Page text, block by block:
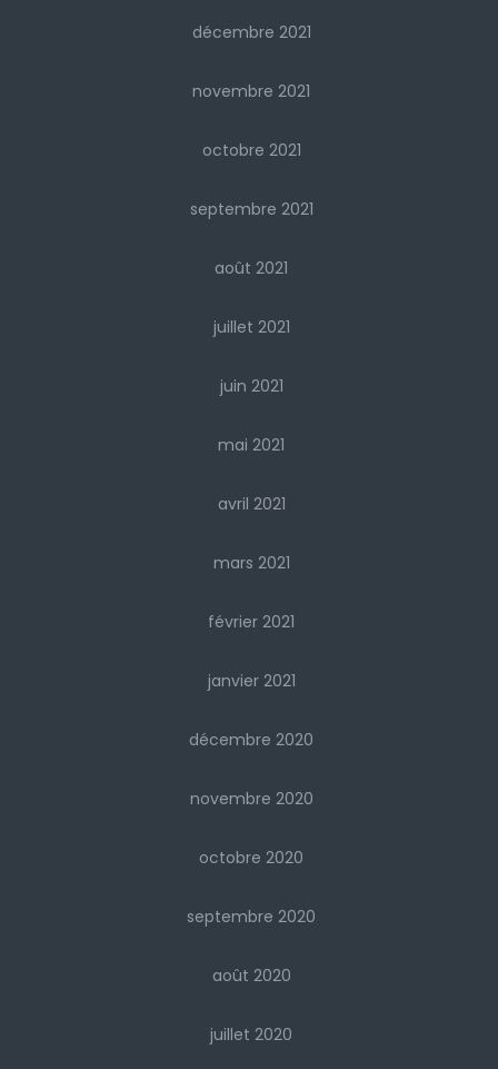
décembre 2021
novembre 2021
octobre 2021
septembre 2021
août 2021
juillet 2021
juin 2021
mai 2021
avril 2021
mars 2021
février 2021
janvier 2021
décembre 2020
novembre 2020
octobre 2020
septembre 2020
août 2020
juillet 2020